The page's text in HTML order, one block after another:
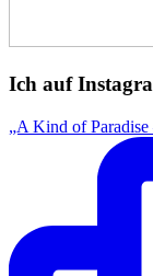
Ich auf
„A Kind of